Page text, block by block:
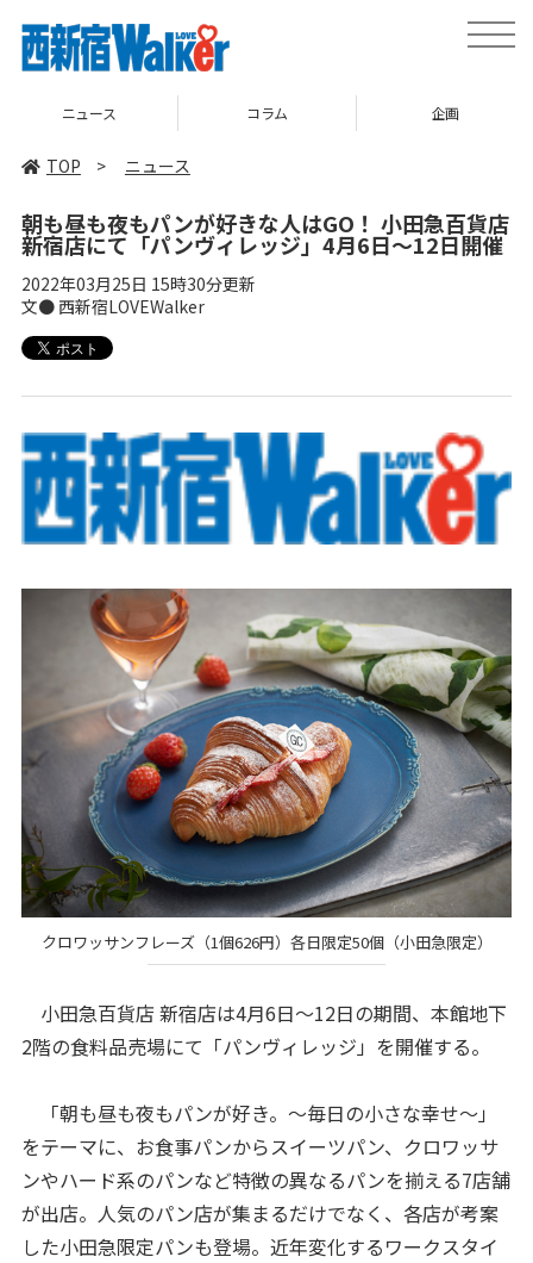
toggle
ニュース コラム 企画
TOP > ニュース
朝も昼も夜もパンが好きな人はGO！ 小田急百貨店
新宿店にて「パンヴィレッジ」4月6日～12日開催
2022年03月25日 15時30分更新
文● 西新宿LOVEWalker
クロワッサンフレーズ（1個626円）各日限定50個（小田急限定）
小田急百貨店 新宿店は4月6日～12日の期間、本館地下
2階の食料品売場にて「パンヴィレッジ」を開催する。
「朝も昼も夜もパンが好き。～毎日の小さな幸せ～」
をテーマに、お食事パンからスイーツパン、クロワッサ
ンやハード系のパンなど特徴の異なるパンを揃える7店舗
が出店。人気のパン店が集まるだけでなく、各店が考案
した小田急限定パンも登場。近年変化するワークスタイ